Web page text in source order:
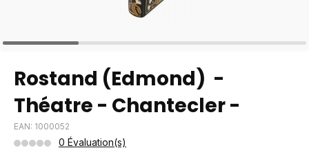
Rostand (Edmond) -
Théatre - Chantecler -
EAN: 1000052
0 Évaluation(s)